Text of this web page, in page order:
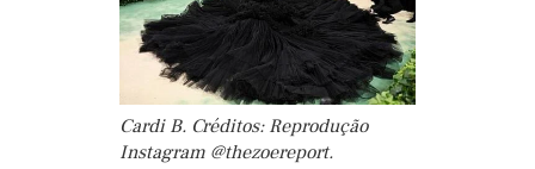
Cardi B. Créditos: Reprodução
Instagram @thezoereport.